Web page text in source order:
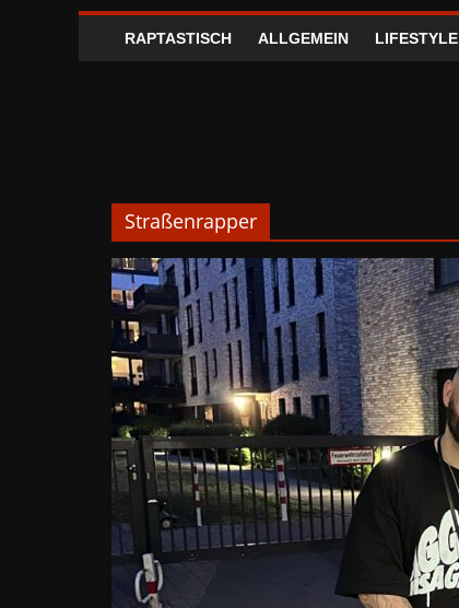
RAPTASTISCH ALLGEMEIN LIFESTYLE
Straßenrapper